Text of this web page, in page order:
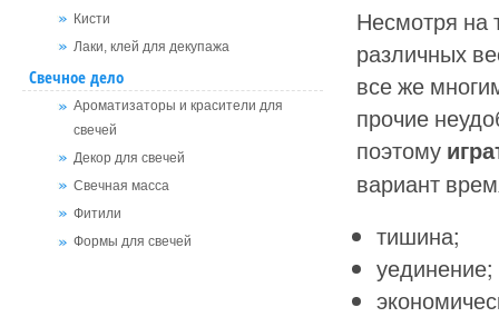
Кисти
Лаки, клей для декупажа
Свечное дело
Ароматизаторы и красители для
свечей
Декор для свечей
Свечная масса
Фитили
Формы для свечей
Несмотря на
различных
все же
прочие
поэтому
вариант
тишина;
уединение;